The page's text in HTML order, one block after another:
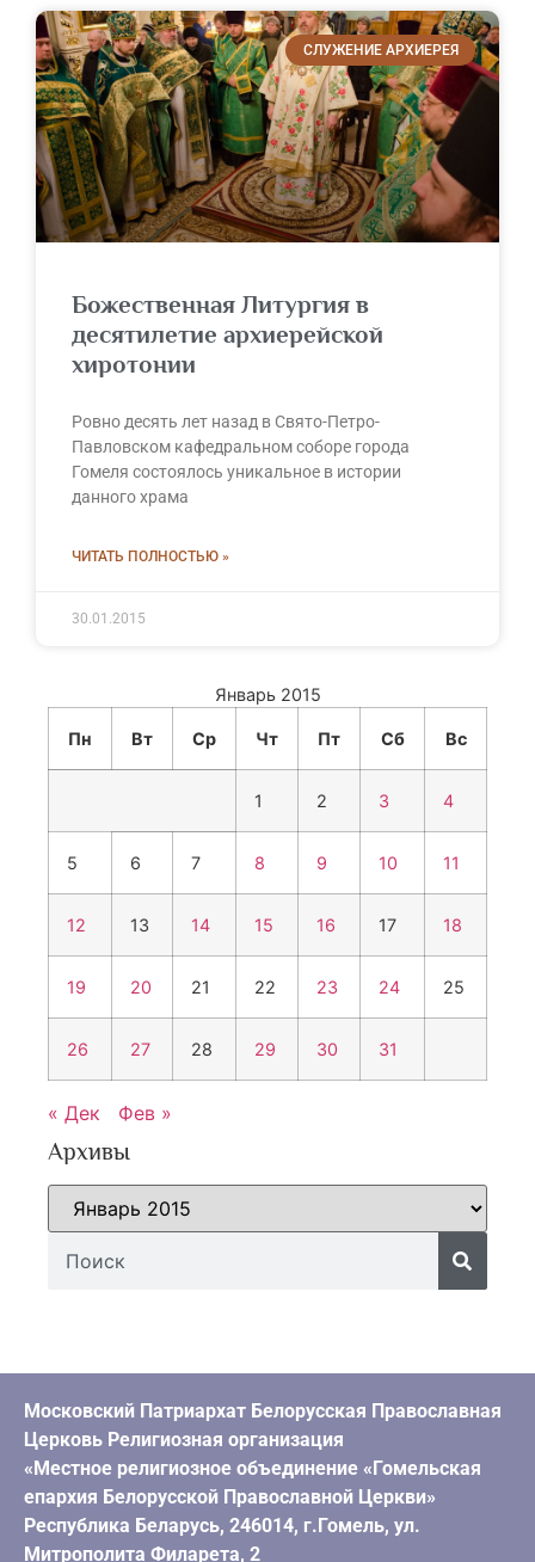
СЛУЖЕНИЕ АРХИЕРЕЯ
Божественная Литургия в
десятилетие архиерейской
хиротонии
Ровно десять лет назад в Свято-Петро-
Павловском кафедральном соборе города
Гомеля состоялось уникальное в истории
данного храма
ЧИТАТЬ ПОЛНОСТЬЮ »
30.01.2015
Январь 2015
Пн Вт Ср Чт Пт Сб Вс
1 2 3 4
5 6 7 8 9 10 11
12 13 14 15 16 17 18
19 20 21 22 23 24 25
26 27 28 29 30 31
« Дек Фев »
Архивы
Московский Патриархат Белорусская Православная
Церковь Религиозная организация
«Местное религиозное объединение «Гомельская
епархия Белорусской Православной Церкви»
Республика Беларусь, 246014, г.Гомель, ул.
Митрополита Филарета, 2